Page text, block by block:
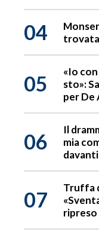
04
05
«Io
sto»:
per De
06
Il
mia
davanti
07
Truffa